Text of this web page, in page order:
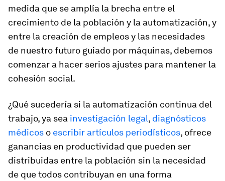
medida que se amplía la brecha entre el
crecimiento de la población y la automatización, y
entre la creación de empleos y las necesidades
de nuestro futuro guiado por máquinas, debemos
comenzar a hacer serios ajustes para mantener la
cohesión social.
¿Qué sucedería si la automatización continua del
trabajo, ya sea investigación legal, diagnósticos
médicos o escribir artículos periodísticos, ofrece
ganancias en productividad que pueden ser
distribuidas entre la población sin la necesidad
de que todos contribuyan en una forma